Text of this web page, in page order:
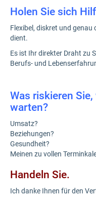
Holen Sie sich
Flexibel, diskret und genau
dient.
Es ist Ihr direkter Draht zu
Berufs- und
Was riskieren
warten?
Umsatz?
Beziehungen?
Gesundheit?
Meinen zu vollen
Handeln Sie.
Ich danke Ihnen für den